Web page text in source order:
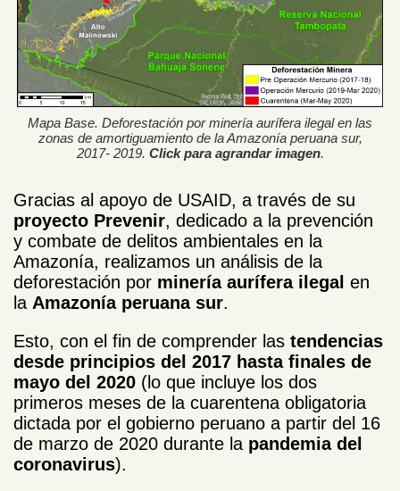
Mapa Base. Deforestación por minería aurífera ilegal en las
zonas de amortiguamiento de la Amazonía peruana sur,
2017- 2019. Click para agrandar imagen.
Gracias al apoyo de USAID, a través de su
proyecto Prevenir, dedicado a la prevención
y combate de delitos ambientales en la
Amazonía, realizamos un análisis de la
deforestación por minería aurífera ilegal en
la Amazonía peruana sur.
Esto, con el fin de comprender las tendencias
desde principios del 2017 hasta finales de
mayo del 2020 (lo que incluye los dos
primeros meses de la cuarentena obligatoria
dictada por el gobierno peruano a partir del 16
de marzo de 2020 durante la pandemia del
coronavirus).